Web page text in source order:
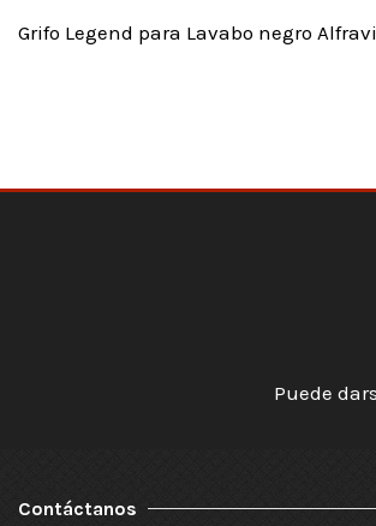
Grifo Legend para Lavabo negro
Puede
Contáctanos